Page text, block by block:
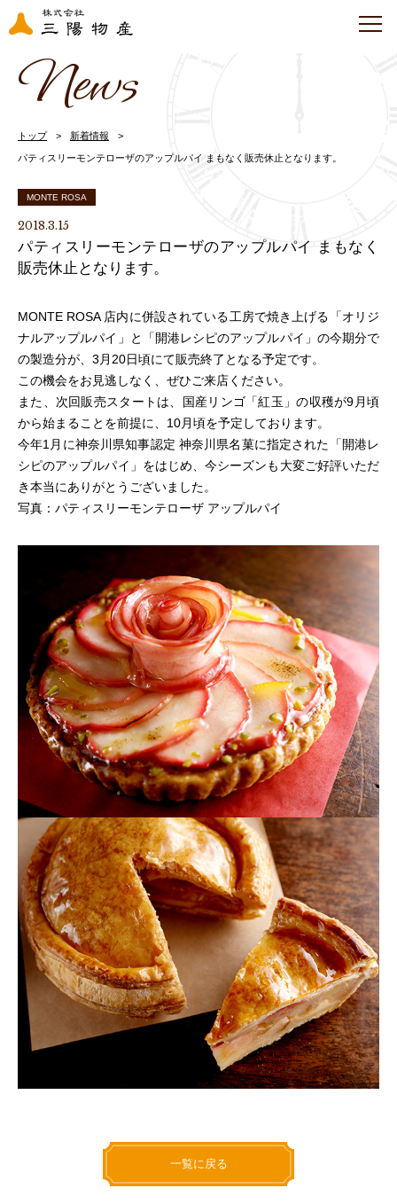
News
トップ 新着情報
パティスリーモンテローザのアップルパイ まもなく販売休止となります。
MONTE ROSA
2018.3.15
パティスリーモンテローザのアップルパイ まもなく
販売休止となります。
MONTE ROSA 店内に併設されている工房で焼き上げる「オリジ
ナルアップルパイ」と「開港レシピのアップルパイ」の今期分で
の製造分が、3月20日頃にて販売終了となる予定です。
この機会をお見逃しなく、ぜひご来店ください。
また、次回販売スタートは、国産リンゴ「紅玉」の収穫が9月頃
から始まることを前提に、10月頃を予定しております。
今年1月に神奈川県知事認定 神奈川県名菓に指定された「開港レ
シピのアップルパイ」をはじめ、今シーズンも大変ご好評いただ
き本当にありがとうございました。
写真：パティスリーモンテローザ アップルパイ
一覧に戻る